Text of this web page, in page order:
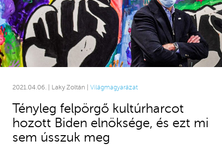
2021.04.06. | Laky Zoltán | Világmagyarázat
Tényleg felpörgő kultúrharcot
hozott Biden elnöksége, és ezt mi
sem ússzuk meg